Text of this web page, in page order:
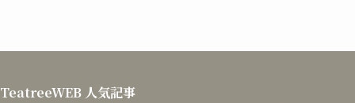
TeatreeWEB 人気記事